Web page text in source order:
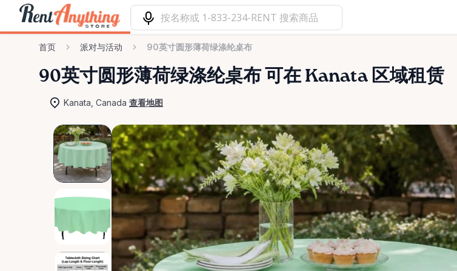
首页 派对与活动 90英寸圆形薄荷绿涤纶桌布
90英寸圆形薄荷绿涤纶桌布 可在 Kanata 区域租赁
Kanata, Canada 查看地图